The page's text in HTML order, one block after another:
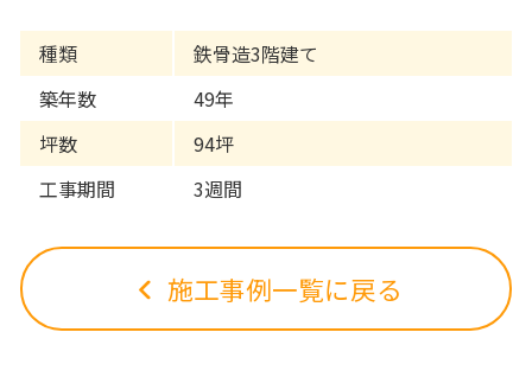
種類
鉄骨造3階建て
築年数
49年
坪数
94坪
工事期間
3週間
施工事例一覧に戻る